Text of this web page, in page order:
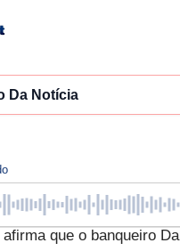
Da Notícia
que o banqueiro